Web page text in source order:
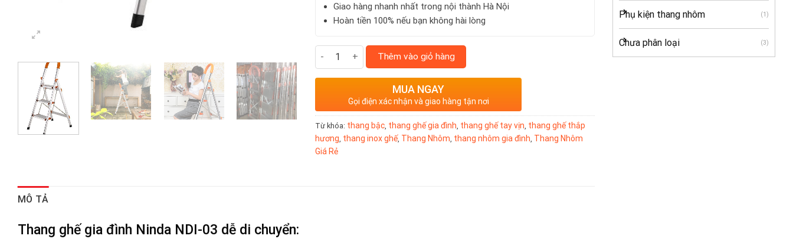
Phụ kiện thang nhôm (1)
Chưa phân loại (3)
Giao hàng nhanh nhất trong nội thành Hà Nội
Hoàn tiền 100% nếu bạn không hài lòng
Thang ghế gia đình 3 bậc số lượng
Thêm vào giỏ hàng
MUA NGAY
Gọi điện xác nhận và giao hàng tận nơi
Từ khóa: thang bậc thang ghế gia đình thang ghế tay vịn thang ghế thắp
hương thang inox ghế Thang Nhôm thang nhôm gia đình Thang Nhôm
Giá Rẻ
MÔ TẢ
Thang ghế gia đình Ninda NDI-03 dễ di chuyển: